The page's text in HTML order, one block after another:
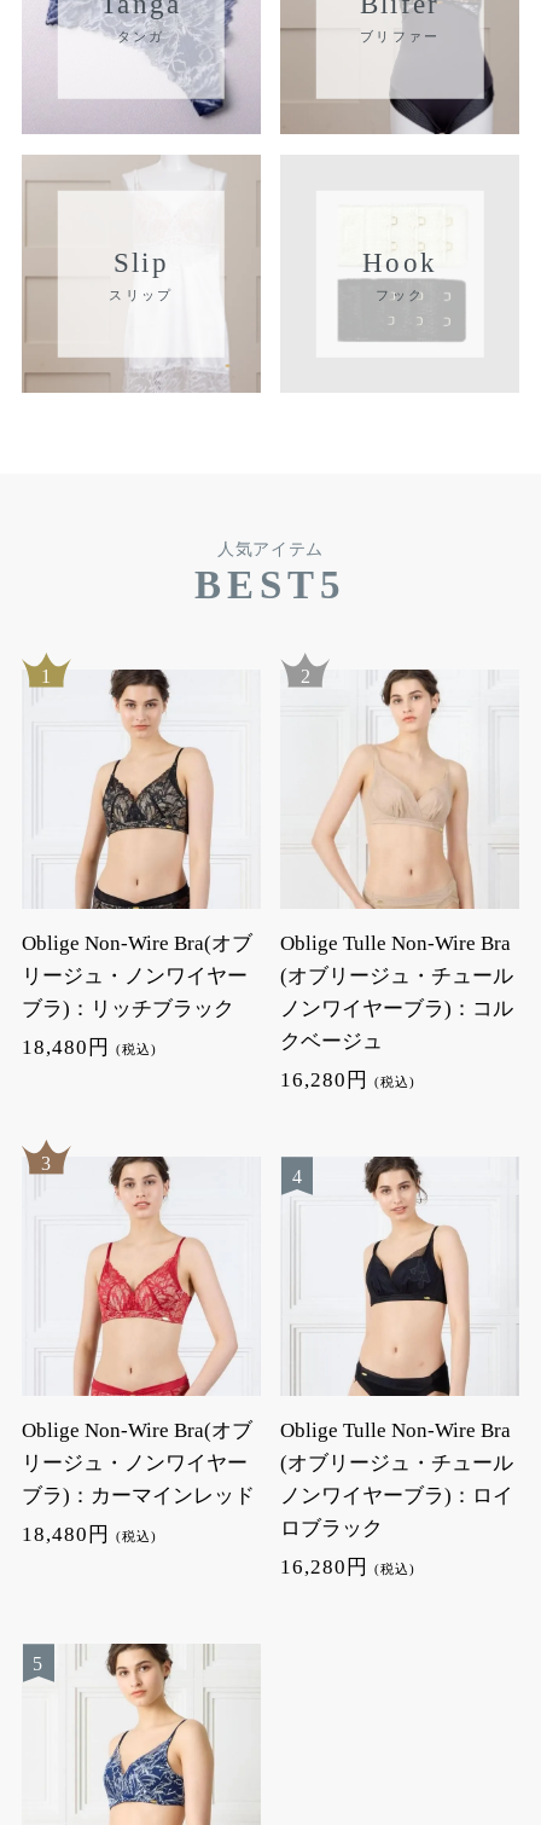
タンガ ブリファー
Slip
スリップ
Hook
フック
人気アイテム
BEST5
Oblige Non-Wire Bra(オブ
リージュ・ノンワイヤー
ブラ)：リッチブラック
18,480円
(税込)
Oblige Tulle Non-Wire Bra
(オブリージュ・チュール
ノンワイヤーブラ)：コル
クベージュ
16,280円
(税込)
Oblige Non-Wire Bra(オブ
リージュ・ノンワイヤー
ブラ)：カーマインレッド
18,480円
(税込)
Oblige Tulle Non-Wire Bra
(オブリージュ・チュール
ノンワイヤーブラ)：ロイ
ロブラック
16,280円
(税込)